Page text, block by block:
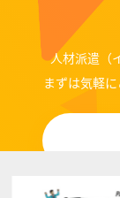
人材派遣（
まずは気軽